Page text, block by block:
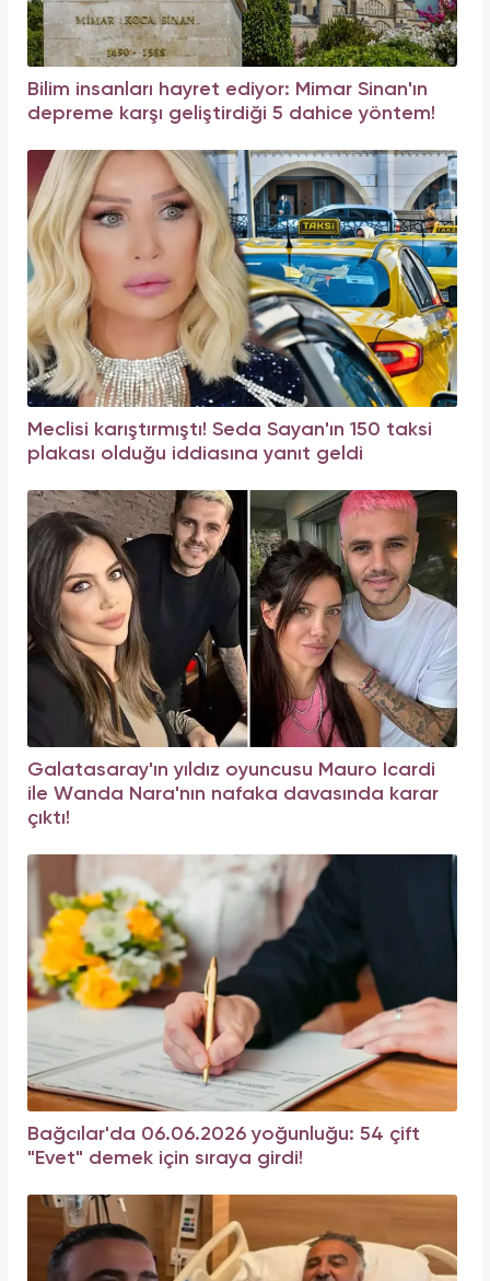
Bilim insanları hayret ediyor: Mimar Sinan'ın
depreme karşı geliştirdiği 5 dahice yöntem!
Meclisi karıştırmıştı! Seda Sayan'ın 150 taksi
plakası olduğu iddiasına yanıt geldi
Galatasaray'ın yıldız oyuncusu Mauro Icardi
ile Wanda Nara'nın nafaka davasında karar
çıktı!
Bağcılar'da 06.06.2026 yoğunluğu: 54 çift
"Evet" demek için sıraya girdi!